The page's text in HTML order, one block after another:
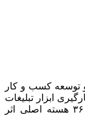
و توسعه کسب و کار
ابزار تبلیغات
در جهت اهداف تجاری است.تیم مشاوران ۳۶۱ هسته اصلی اثر